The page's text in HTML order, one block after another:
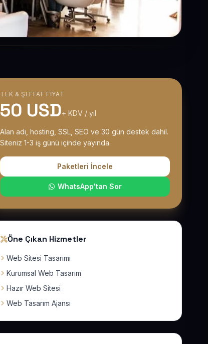
TEK & ŞEFFAF FIYAT
50 USD+ KDV / yıl
Alan adı, hosting, SSL, SEO ve 30 gün destek dahil.
Siteniz 1-3 iş günü içinde yayında.
Paketleri İncele
WhatsApp'tan Sor
Öne Çıkan Hizmetler
Web Sitesi Tasarımı
Kurumsal Web Tasarım
Hazır Web Sitesi
Web Tasarım Ajansı